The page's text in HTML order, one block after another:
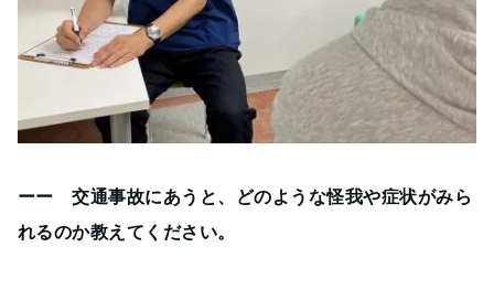
ーー 交通事故にあうと、どのような怪我や症状がみら
れるのか教えてください。